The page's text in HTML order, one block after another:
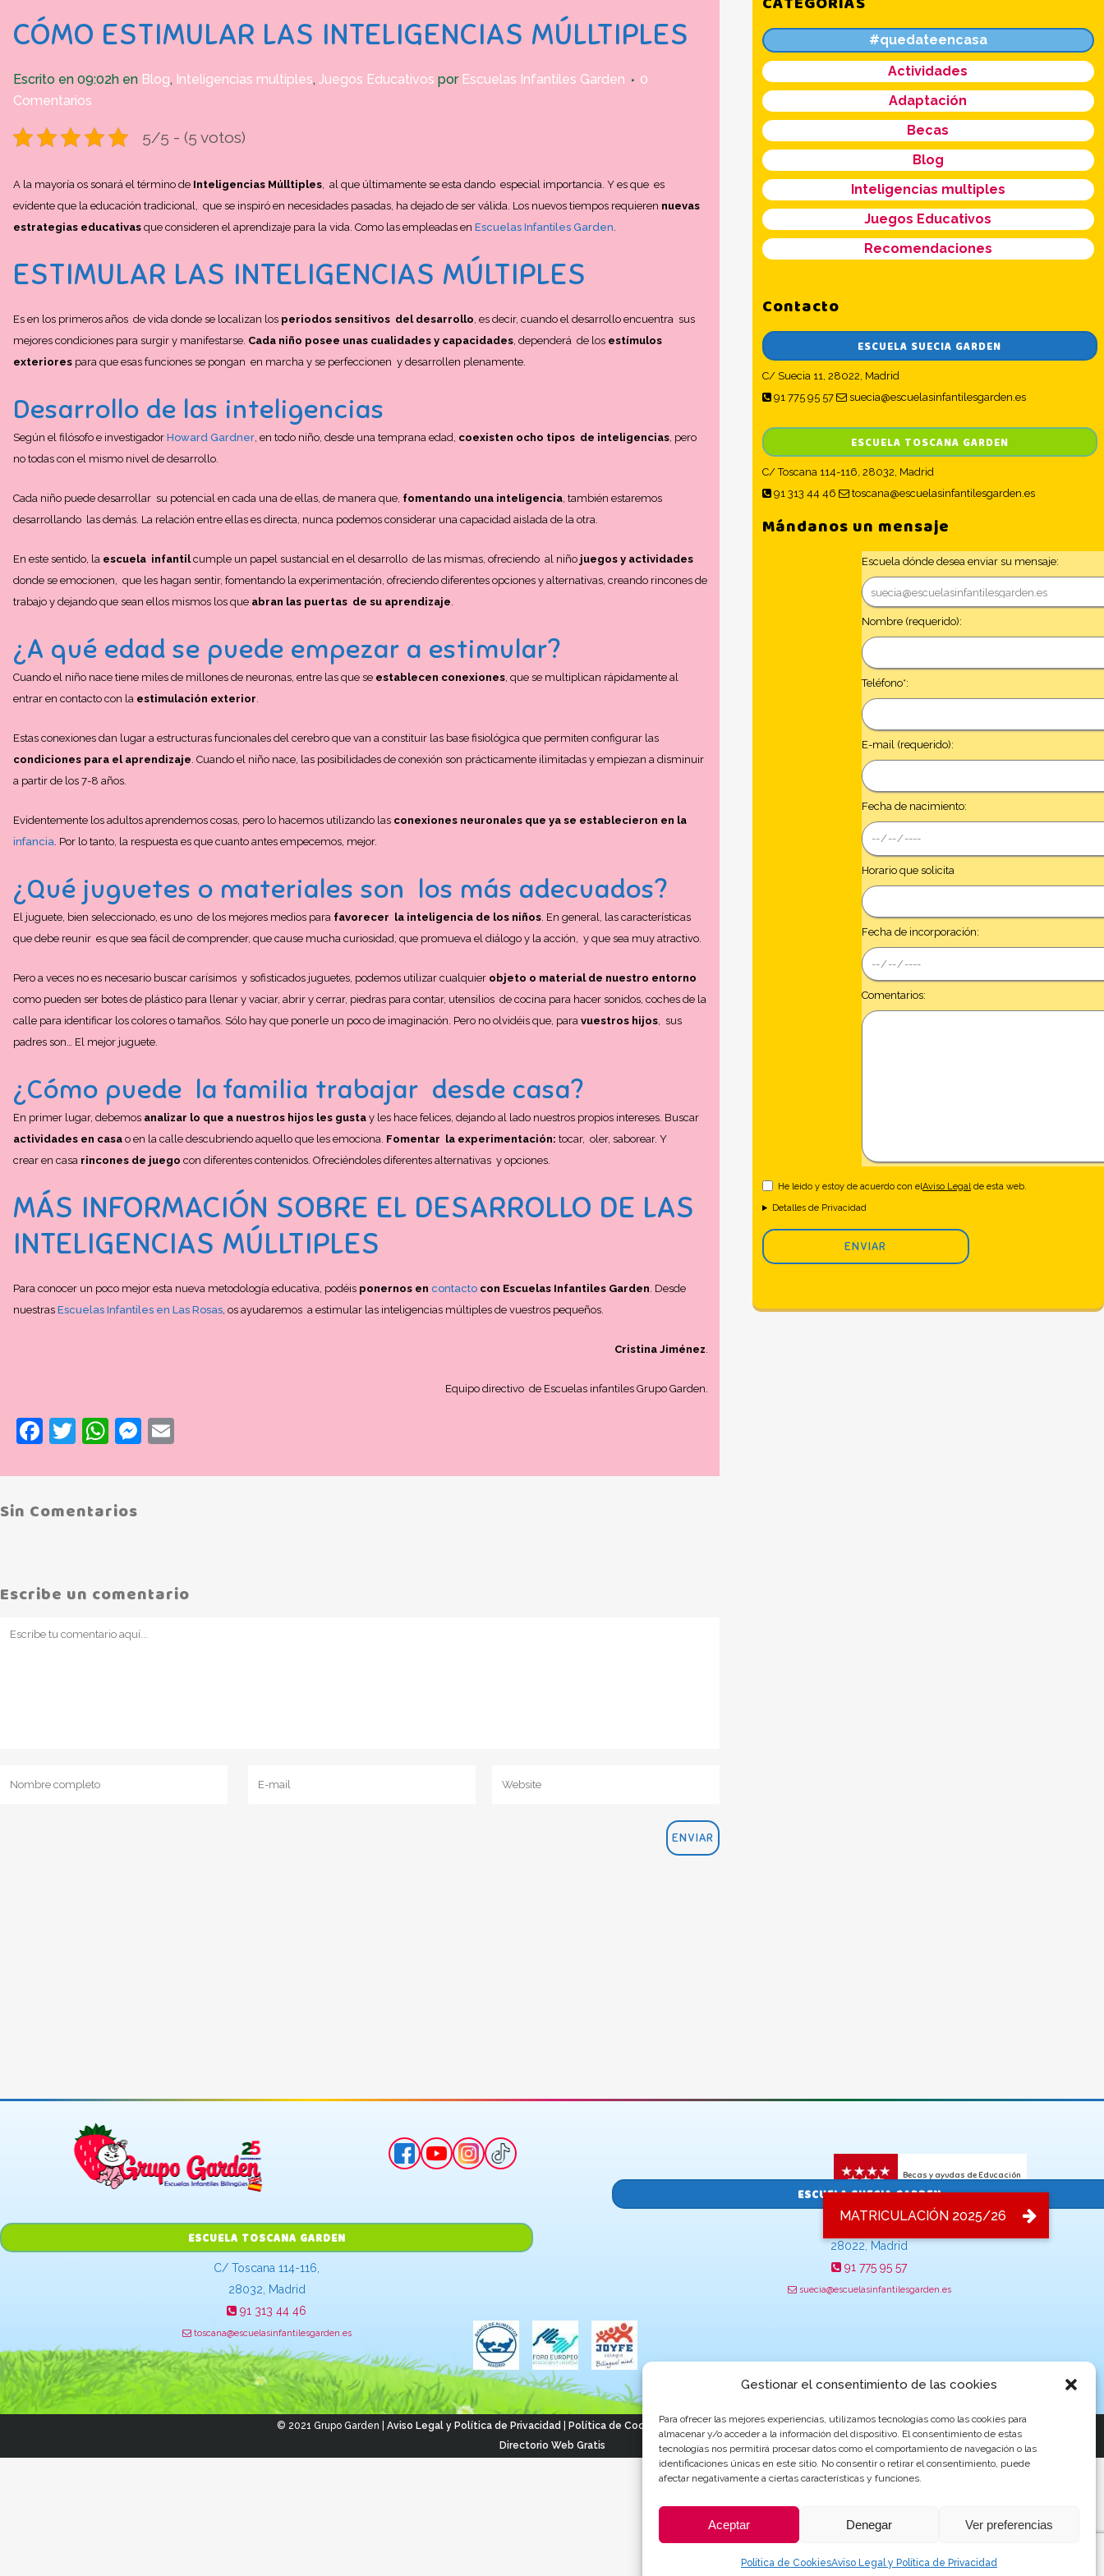
Gestionar el consentimiento de las cookies
Para ofrecer las mejores experiencias, utilizamos tecnologías como las cookies para
almacenar y/o acceder a la información del dispositivo. El consentimiento de estas
tecnologías nos permitirá procesar datos como el comportamiento de navegación o las
identificaciones únicas en este sitio. No consentir o retirar el consentimiento, puede
afectar negativamente a ciertas características y funciones.
Aceptar Denegar Ver preferencias
Política de CookiesAviso Legal y Política de Privacidad
CÓMO ESTIMULAR LAS INTELIGENCIAS MÚLLTIPLES
Escrito en 09:02h en Blog, Inteligencias multiples, Juegos Educativos por Escuelas Infantiles Garden
0
Comentarios
5/5 - (5 votos)
A la mayoría os sonará el término de Inteligencias Múlltiples, al que últimamente se esta dando especial importancia. Y es que es
evidente que la educación tradicional, que se inspiró en necesidades pasadas, ha dejado de ser válida. Los nuevos tiempos requieren nuevas
estrategias educativas que consideren el aprendizaje para la vida. Como las empleadas en Escuelas Infantiles Garden.
ESTIMULAR LAS INTELIGENCIAS MÚLTIPLES
Es en los primeros años de vida donde se localizan los periodos sensitivos del desarrollo, es decir, cuando el desarrollo encuentra sus
mejores condiciones para surgir y manifestarse. Cada niño posee unas cualidades y capacidades, dependerá de los estímulos
exteriores para que esas funciones se pongan en marcha y se perfeccionen y desarrollen plenamente.
Desarrollo de las inteligencias
Según el filósofo e investigador Howard Gardner, en todo niño, desde una temprana edad, coexisten ocho tipos de inteligencias, pero
no todas con el mismo nivel de desarrollo.
Cada niño puede desarrollar su potencial en cada una de ellas, de manera que, fomentando una inteligencia, también estaremos
desarrollando las demás. La relación entre ellas es directa, nunca podemos considerar una capacidad aislada de la otra.
En este sentido, la escuela infantilcumple un papel sustancial en el desarrollo de las mismas, ofreciendo al niño juegos y actividades
donde se emocionen, que les hagan sentir, fomentando la experimentación, ofreciendo diferentes opciones y alternativas, creando rincones de
trabajo y dejando que sean ellos mismos los que abran las puertas de su aprendizaje.
¿A qué edad se puede empezar a estimular?
Cuando el niño nace tiene miles de millones de neuronas, entre las que se establecen conexiones, que se multiplican rápidamente al
entrar en contacto con la estimulación exterior.
Estas conexiones dan lugar a estructuras funcionales del cerebro que van a constituir las base fisiológica que permiten configurar las
condiciones para el aprendizaje. Cuando el niño nace, las posibilidades de conexión son prácticamente ilimitadas y empiezan a disminuir
a partir de los 7-8 años.
Evidentemente los adultos aprendemos cosas, pero lo hacemos utilizando las conexiones neuronales que ya se establecieron en la
infancia. Por lo tanto, la respuesta es que cuanto antes empecemos, mejor.
¿Qué juguetes o materiales son los más adecuados?
El juguete, bien seleccionado, es uno de los mejores medios para favorecer la inteligencia de los niños. En general, las características
que debe reunir es que sea fácil de comprender, que cause mucha curiosidad, que promueva el diálogo y la acción, y que sea muy atractivo.
Pero a veces no es necesario buscar carísimos y sofisticados juguetes, podemos utilizar cualquier objeto o material de nuestro entorno
como pueden ser botes de plástico para llenar y vaciar, abrir y cerrar, piedras para contar, utensilios de cocina para hacer sonidos, coches de la
calle para identificar los colores o tamaños. Sólo hay que ponerle un poco de imaginación. Pero no olvidéis que, para vuestros hijos, sus
padres son… El mejor juguete.
¿Cómo puede la familia trabajar desde casa?
En primer lugar, debemos analizar lo que a nuestros hijos les gusta y les hace felices, dejando al lado nuestros propios intereses. Buscar
actividades en casa o en la calle descubriendo aquello que les emociona. Fomentar la experimentación: tocar, oler, saborear. Y
crear en casa rincones de juego con diferentes contenidos. Ofreciéndoles diferentes alternativas y opciones.
MÁS INFORMACIÓN SOBRE EL DESARROLLO DE LAS
INTELIGENCIAS MÚLLTIPLES
Para conocer un poco mejor esta nueva metodología educativa, podéis ponernos en contacto con Escuelas Infantiles Garden. Desde
nuestras Escuelas Infantiles en Las Rosas, os ayudaremos a estimular las inteligencias múltiples de vuestros pequeños.
Cristina Jiménez.
Equipo directivo de Escuelas infantiles Grupo Garden.
Facebook
Twitter
WhatsApp
Messenger
Sin Comentarios
Escribe un comentario
#quedateencasa
Actividades
Adaptación
Becas
Blog
Inteligencias multiples
Juegos Educativos
Recomendaciones
Contacto
ESCUELA SUECIA GARDEN
C/ Suecia 11, 28022, Madrid
91 775 95 57
suecia@escuelasinfantilesgarden.es
ESCUELA TOSCANA GARDEN
C/ Toscana 114-116, 28032, Madrid
91 313 44 46
toscana@escuelasinfantilesgarden.es
Mándanos un mensaje
Escuela dónde desea enviar su mensaje:
Nombre (requerido):
Teléfono*:
E-mail (requerido):
Fecha de nacimiento:
Horario que solicita
Fecha de incorporación:
Comentarios:
He leido y estoy de acuerdo con elAviso Legalde esta web.
Detalles de Privacidad
ESCUELA TOSCANA GARDEN
C/ Toscana 114-116,
28032, Madrid
91 313 44 46
toscana@escuelasinfantilesgarden.es
ESCUELA SUECIA GARDEN
C/ Suecia 11,
28022, Madrid
91 775 95 57
suecia@escuelasinfantilesgarden.es
Becas y ayudas de Educación
© 2021 Grupo Garden | Aviso Legal y Política de Privacidad Política de Cookies | Página creada porProvidersWeb
Directorio Web Gratis